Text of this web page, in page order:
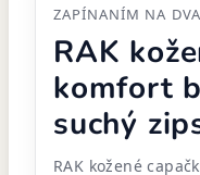
ZAPÍNANÍM NA
RAK
komfort
suchý
RAK kožené